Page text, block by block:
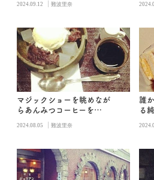
2024.09.12 | 難波里奈
マジックショーを眺めなが
らあんみつコーヒーを…
2024.08.05 | 難波里奈
誰
る